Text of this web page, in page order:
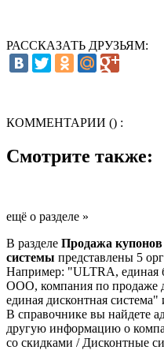
РАССКАЗАТЬ ДРУЗЬЯМ:
КОММЕНТАРИИ () :
Смотрите также:
ещё о разделе »
В разделе Продажа
системы представлены 5
Например: "ULTRA,
ООО, компания по продаже
единая дисконтная система"
В справочнике вы найдете
другую информацию о
со скидками / Дисконтные